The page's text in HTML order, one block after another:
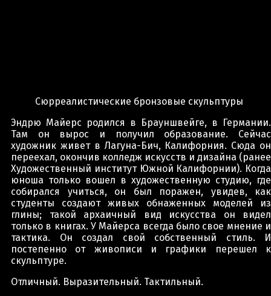
Сюрреалистические бронзовые скульптуры
Эндрю Майерс родился в Брауншвейге, в Германии.
Там он вырос и получил образование. Сейчас
художник живет в Лагуна-Бич, Калифорния. Сюда он
переехал, окончив колледж искусств и дизайна (ранее
Художественный институт Южной Калифорнии). Когда
юноша только вошел в художественную студию, где
собирался учиться, он был поражен, увидев, как
студенты создают живых обнаженных моделей из
глины; такой архаичный вид искусства он видел
только в книгах. У Майерса всегда было свое мнение и
тактика. Он создал свой собственный стиль. И
постепенно от живописи и графики перешел к
скульптуре.
Отличный. Выразительный. Тактильный.